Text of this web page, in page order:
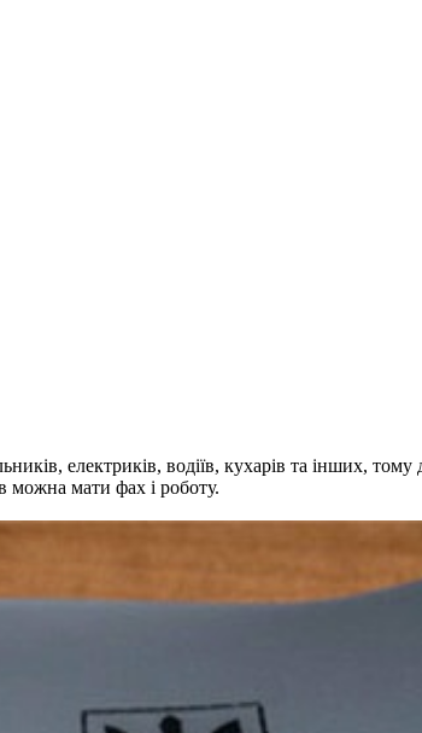
електриків, водіїв, кухарів та інших,
можна мати фах і роботу.